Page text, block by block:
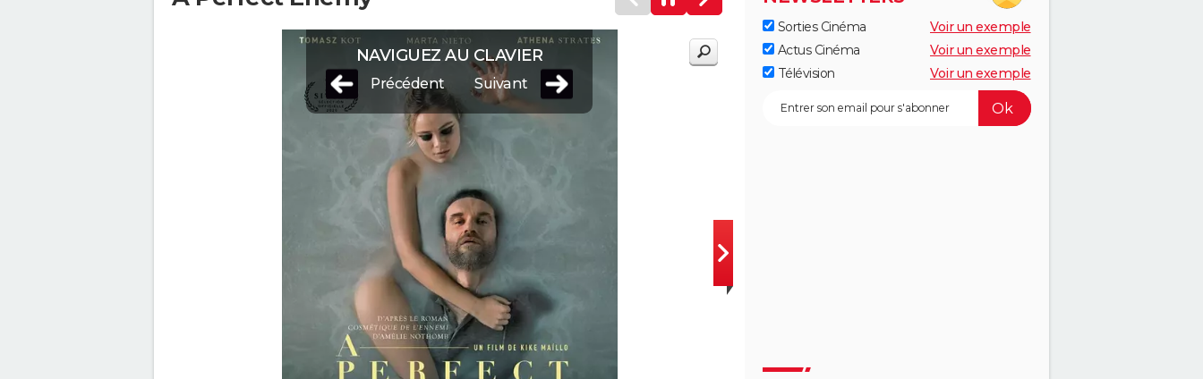
NAVIGUEZ AU CLAVIER
Précédent Suivant
Sorties Cinéma
Voir un exemple
Actus Cinéma
Voir un exemple
Télévision
Voir un exemple